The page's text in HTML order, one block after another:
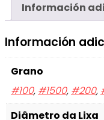
Información
Información
Grano
#100, #1500, #200,
Diâmetro da Lixa